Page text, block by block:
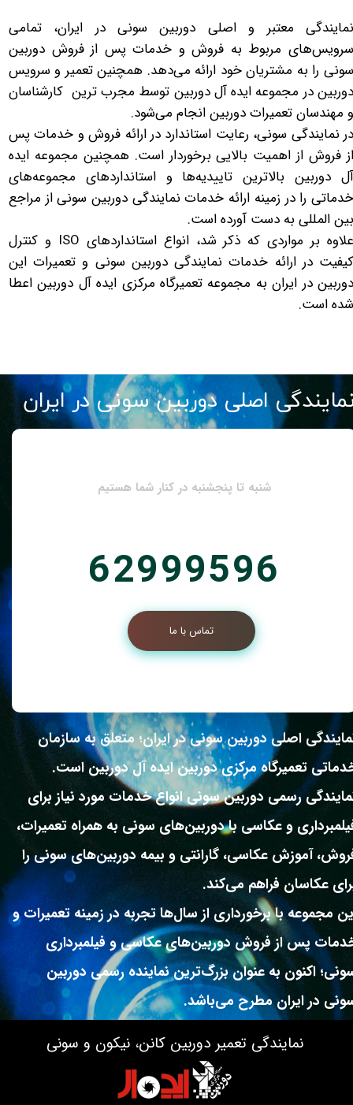
نمایندگی معتبر و اصلی دوربین سونی در ایران، تمامی
سرویس‌های مربوط به فروش و خدمات پس از فروش دوربین
سونی را به مشتریان خود ارائه می‌دهد. همچنین تعمیر و سرویس
دوربین در مجموعه ایده آل دوربین توسط مجرب ترین کارشناسان
و مهندسان تعمیرات دوربین انجام می‌شود.
در نمایندگی سونی، رعایت استاندارد در ارائه فروش و خدمات پس
از فروش از اهمیت بالایی برخوردار است. همچنین مجموعه ایده
آل دوربین بالاترین تاییدیه‌ها و استانداردهای مجموعه‌های
خدماتی را در زمینه ارائه خدمات نمایندگی دوربین سونی از مراجع
بین المللی به دست آورده است.
علاوه بر مواردی که ذکر شد، انواع استانداردهای ISO و کنترل
کیفیت در ارائه خدمات نمایندگی دوربین سونی و تعمیرات این
دوربین در ایران به مجموعه تعمیرگاه مرکزی ایده آل دوربین اعطا
شده است.
اصلی دوربین سونی در ایران
اصلی دوربین سونی در ایران؛ متعلق به سازمان
تعمیرگاه مرکزی دوربین ایده آل دوربین است.
رسمی دوربین سونی انواع خدمات مورد نیاز برای
و عکاسی با دوربین‌های سونی به همراه تعمیرات،
آموزش عکاسی، گارانتی و بیمه دوربین‌های سونی را
عکاسان فراهم می‌کند.
مجموعه با برخورداری از سال‌ها تجربه در زمینه تعمیرات و
پس از فروش دوربین‌های عکاسی و فیلمبرداری
اکنون به عنوان بزرگ‌ترین نماینده رسمی دوربین
در ایران مطرح می‌باشد.
شنبه تا پنجشنبه در کنار شما هستیم
62999596
تماس با ما
نمایندگی تعمیر دوربین کانن، نیکون و سونی